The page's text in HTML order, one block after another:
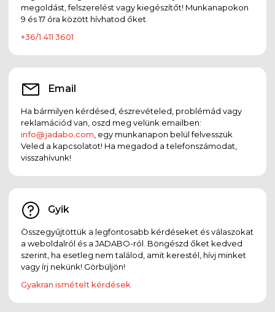
megoldást, felszerelést vagy kiegészítőt! Munkanapokon
9 és 17 óra között hívhatod őket.
+36/1 411 3601
Email
Ha bármilyen kérdésed, észrevételed, problémád vagy
reklamációd van, oszd meg velünk emailben:
info@jadabo.com , egy munkanapon belül felvesszük
Veled a kapcsolatot! Ha megadod a telefonszámodat,
visszahívunk!
Gyik
Összegyűjtöttük a legfontosabb kérdéseket és válaszokat
a weboldalról és a JADABO-ról. Böngészd őket kedved
szerint, ha esetleg nem találod, amit kerestél, hívj minket
vagy írj nekünk! Görbüljön!
Gyakran ismételt kérdések